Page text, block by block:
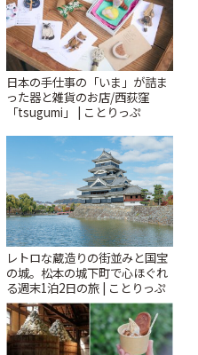
日本の手仕事の「いま」が詰ま
った器と雑貨のお店/西荻窪
「tsugumi」 | ことりっぷ
レトロな蔵造りの街並みと国宝
の城。松本の城下町で心ほぐれ
る週末1泊2日の旅 | ことりっぷ